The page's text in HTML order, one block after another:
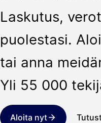
Laskutus,
puolestasi.
tai anna
Yli 55 000
Aloita nyt